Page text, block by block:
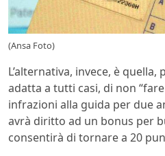
(Ansa Foto)
L’alternativa, invece, è
adatta a tutti casi, di non
infrazioni alla guida per due
avrà diritto ad un bonus per
consentirà di tornare a 20